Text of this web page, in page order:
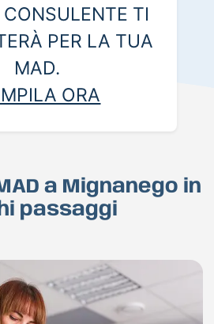
CONSULENTE TI
PER LA TUA
MAD.
ORA
a Mignanego in
passaggi